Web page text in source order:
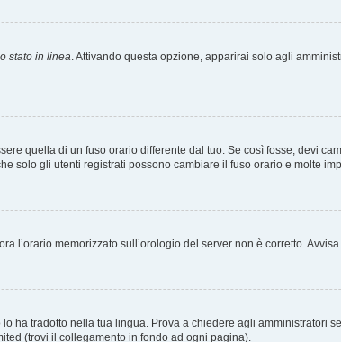
stato in linea . Attivando questa opzione, apparirai solo agli
quella di un fuso orario differente dal tuo. Se così fosse, devi
solo gli utenti registrati possono cambiare il fuso orario e molte
l’orario memorizzato sull’orologio del server non è corretto.
ha tradotto nella tua lingua. Prova a chiedere agli amministratori
(trovi il collegamento in fondo ad ogni pagina).